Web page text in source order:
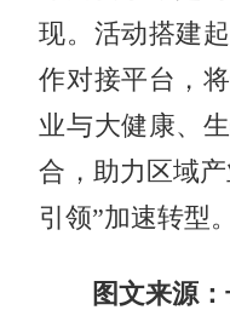
现。活动搭建
作对接平台，
业与大健康、
合，助力区域
引领”加速转型。
图文来源